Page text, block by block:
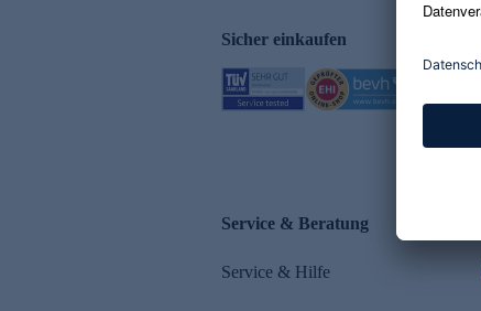
Sicher einkaufen
Service & Beratung
Service & Hilfe